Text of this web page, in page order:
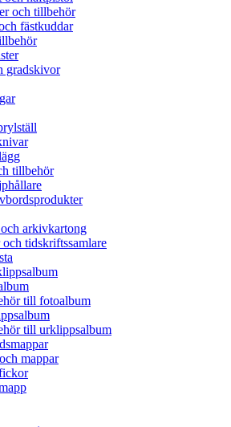
och tillbehör
fästkuddar
gradskivor
tillbehör
arkivkartong
tidskriftssamlare
till fotoalbum
till urklippsalbum
mappar